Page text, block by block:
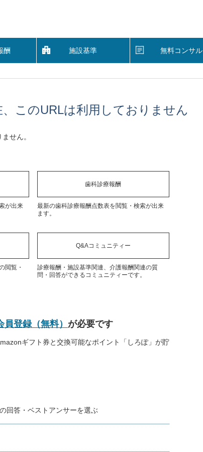
酬 施設基準 無料コンサル
、このURLは利用しておりません
せん。
が出来
歯科診療報酬
最新の歯科診療報酬点数表を閲覧・検索が出来
ます。
閲覧・
Q&Aコミュニティー
診療報酬・施設基準関連、介護報酬関連の質
問・回答ができるコミュニティーです。
員登録（無料） が必要です
ギフト券と交換可能なポイント「しろぽ」が貯
回答・ベストアンサーを選ぶ